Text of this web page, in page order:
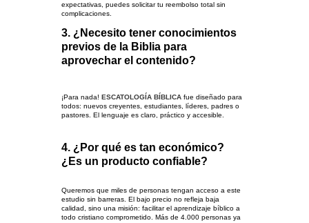
expectativas, puedes solicitar tu reembolso total sin
complicaciones.
3. ¿Necesito tener conocimientos
previos de la Biblia para
aprovechar el contenido?
¡Para nada! ESCATOLOGÍA BÍBLICA fue diseñado para
todos: nuevos creyentes, estudiantes, líderes, padres o
pastores. El lenguaje es claro, práctico y accesible.
4. ¿Por qué es tan económico?
¿Es un producto confiable?
Queremos que miles de personas tengan acceso a este
estudio sin barreras. El bajo precio no refleja baja
calidad, sino una misión: facilitar el aprendizaje bíblico a
todo cristiano comprometido. Más de 4.000 personas ya